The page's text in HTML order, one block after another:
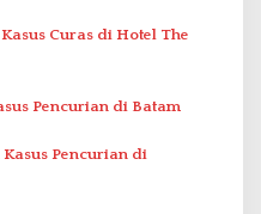
Curas di Hotel The
Pencurian di Batam
Pencurian di